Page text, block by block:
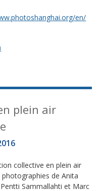
en/
plein air
collective en plein air
photographies de Anita
Sammallahti et Marc